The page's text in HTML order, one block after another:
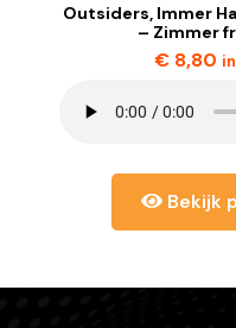
Outsiders, Immer
– Zimmer
€ 8,80
Bekijk